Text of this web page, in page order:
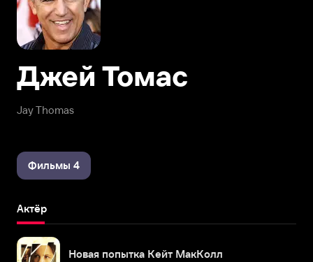
Jay Thomas
Джей Томас
Фильмы 4
Актёр
Новая попытка Кейт МакКолл